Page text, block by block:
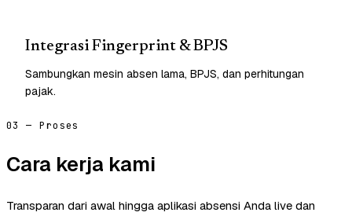
Integrasi Fingerprint & BPJS
Sambungkan mesin absen lama, BPJS, dan perhitungan
pajak.
03 — Proses
Cara kerja kami
Transparan dari awal hingga aplikasi absensi Anda live dan